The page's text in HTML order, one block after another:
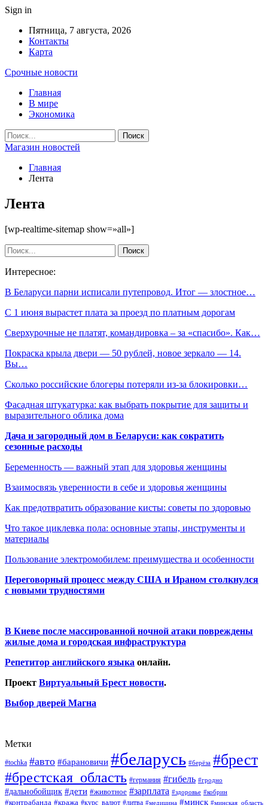
Sign in
Пятница, 7 августа, 2026
Контакты
Карта
Срочные новости
Главная
В мире
Экономика
Магазин новостей
Главная
Лента
Лента
[wp-realtime-sitemap show=»all»]
Интересное:
В Беларуси парни исписали путепровод. Итог — злостное…
С 1 июня вырастет плата за проезд по платным дорогам
Сверхурочные не платят, командировка – за «спасибо». Как…
Покраска крыла двери — 50 рублей, новое зеркало — 14.
Вы…
Сколько российские блогеры потеряли из-за блокировки…
Фасадная штукатурка: как выбрать покрытие для защиты и
выразительного облика дома
Дача и загородный дом в Беларуси: как сократить
сезонные расходы
Беременность — важный этап для здоровья женщины
Взаимосвязь уверенности в себе и здоровья женщины
Как предотвратить образование кисты: советы по здоровью
Что такое циклевка пола: основные этапы, инструменты и
материалы
Пользование электромобилем: преимущества и особенности
Переговорный процесс между США и Ираном столкнулся
с новыми трудностями
В Киеве после массированной ночной атаки повреждены
жилые дома и городская инфраструктура
Репетитор английского языка онлайн.
Проект Виртуальный Брест новости.
Выбор дверей Магна
Метки
#tochka #авто #барановичи #беларусь #берёза #брест
#брестская_область #германия #гибель #гродно
#дальнобойщик #дети #животное #зарплата #здоровье #кобрин
#контрабанда #кража #курс_валют #литва #медицина #минск #минская_область